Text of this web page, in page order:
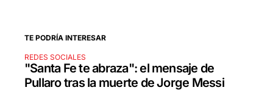
TE PODRÍA INTERESAR
REDES SOCIALES
"Santa Fe te abraza": el mensaje de
Pullaro tras la muerte de Jorge Messi